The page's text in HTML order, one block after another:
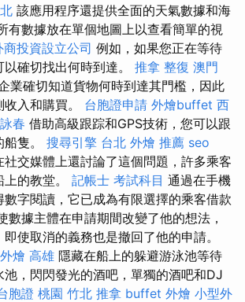
該應用程序還提供全面的天氣數據和海
有數據放在單個地圖上以查看簡單的視
商投資設立公司 例如，如果您正在等待
確切找出何時到達。 推拿 整復 澳門
業確切知道貨物何時到達其門檻，因此
入和購買。 台胞證申請 外燴buffet 西
春 借助高級跟踪和GPS技術，您可以跟
隻。 搜尋引擎 台北 外燴 推薦 seo
社交媒體上還討論了這個問題，許多乘客
的教堂。 記帳士 考試科目 通過在手機
字閱讀，它已成為有限選擇的乘客借款
數據主體在申請期間改變了他的想法，
使取消的義務也是撤回了他的申請。
外燴 高雄 隱藏在船上的躲避游泳池等待
，閃閃發光的酒吧，單獨的酒吧和DJ
胞證 桃園 竹北 推拿 buffet 外燴 小型外